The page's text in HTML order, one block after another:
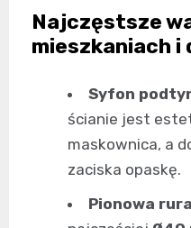
Najczęstsze
mieszkaniach i
Syfon
ścianie jest
maskownica, a
zaciska opaskę.
Pionowa